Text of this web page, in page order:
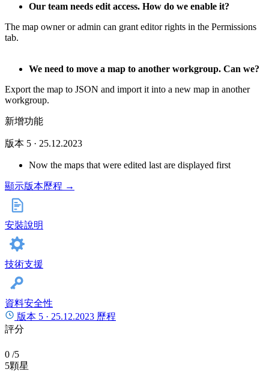
Our team needs edit access. How do we enable it?
The map owner or admin can grant editor rights in the Permissions
tab.
We need to move a map to another workgroup. Can we?
Export the map to JSON and import it into a new map in another
workgroup.
新增功能
版本 5 · 25.12.2023
Now the maps that were edited last are displayed first
顯示版本歷程 →
安裝說明
技術支援
資料安全性
版本 5 · 25.12.2023 歷程
評分
0 /5
5顆星